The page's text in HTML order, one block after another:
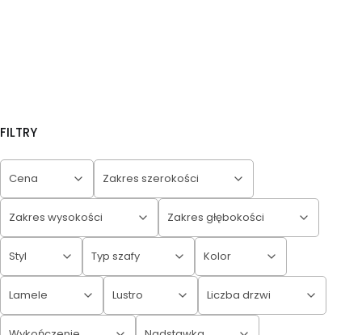
FILTRY
Cena Zakres szerokości
Zakres wysokości Zakres głębokości
Styl Typ szafy Kolor
Lamele Lustro Liczba drzwi